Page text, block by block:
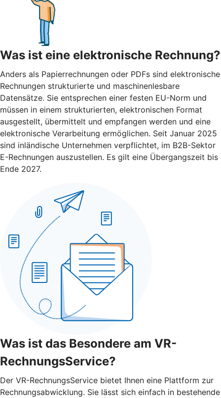
Was ist eine elektronische Rechnung?
Anders als Papierrechnungen oder PDFs sind elektronische
Rechnungen strukturierte und maschinenlesbare
Datensätze. Sie entsprechen einer festen EU-Norm und
müssen in einem strukturierten, elektronischen Format
ausgestellt, übermittelt und empfangen werden und eine
elektronische Verarbeitung ermöglichen. Seit Januar 2025
sind inländische Unternehmen verpflichtet, im B2B-Sektor
E-Rechnungen auszustellen. Es gilt eine Übergangszeit bis
Ende 2027.
Was ist das Besondere am VR-
RechnungsService?
Der VR-RechnungsService bietet Ihnen eine Plattform zur
Rechnungsabwicklung. Sie lässt sich einfach in bestehende